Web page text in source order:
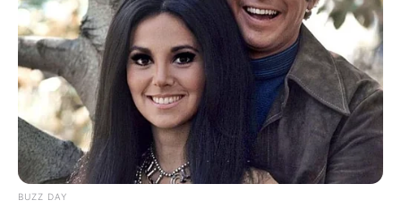
Disney’s Live-Action Simba Was Based On The
Cutest Lion Cub Ever
BRAINBERRIES
BUZZ DAY